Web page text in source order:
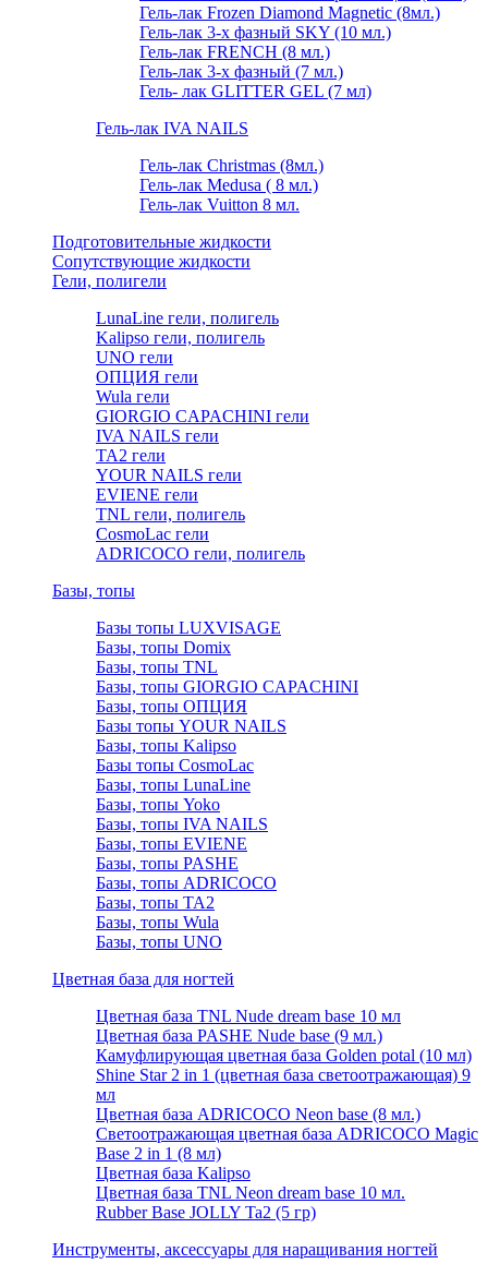
Гель-лак Frozen Diamond Magnetic (8мл.)
Гель-лак 3-х фазный SKY (10 мл.)
Гель-лак FRENCH (8 мл.)
Гель-лак 3-х фазный (7 мл.)
Гель- лак GLITTER GEL (7 мл)
Гель-лак IVA NAILS
Гель-лак Christmas (8мл.)
Гель-лак Medusa ( 8 мл.)
Гель-лак Vuitton 8 мл.
Подготовительные жидкости
Сопутствующие жидкости
Гели, полигели
LunaLine гели, полигель
Kalipso гели, полигель
UNO гели
ОПЦИЯ гели
Wula гели
GIORGIO CAPACHINI гели
IVA NAILS гели
TA2 гели
YOUR NAILS гели
EVIENE гели
TNL гели, полигель
CosmoLac гели
ADRICOCO гели, полигель
Базы, топы
Базы топы LUXVISAGE
Базы, топы Domix
Базы, топы TNL
Базы, топы GIORGIO CAPACHINI
Базы, топы ОПЦИЯ
Базы топы YOUR NAILS
Базы, топы Kalipso
Базы топы CosmoLac
Базы, топы LunaLine
Базы, топы Yoko
Базы, топы IVA NAILS
Базы, топы EVIENE
Базы, топы PASHE
Базы, топы ADRICOCO
Базы, топы TA2
Базы, топы Wula
Базы, топы UNO
Цветная база для ногтей
Цветная база TNL Nude dream base 10 мл
Цветная база PASHE Nude base (9 мл.)
Камуфлирующая цветная база Golden potal (10 мл)
Shine Star 2 in 1 (цветная база светоотражающая) 9
мл
Цветная база ADRICOCO Neon base (8 мл.)
Светоотражающая цветная база ADRICOCO Magic
Base 2 in 1 (8 мл)
Цветная база Kalipso
Цветная база TNL Neon dream base 10 мл.
Rubber Base JOLLY Ta2 (5 гр)
Инструменты, аксессуары для наращивания ногтей